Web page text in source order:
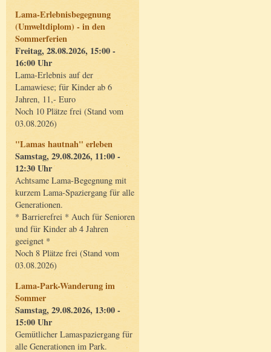
Lama-Erlebnisbegegnung
(Umweltdiplom) - in den
Sommerferien
Freitag, 28.08.2026, 15:00 -
16:00 Uhr
Lama-Erlebnis auf der
Lamawiese; für Kinder ab 6
Jahren, 11,- Euro
Noch 10 Plätze frei (Stand vom
03.08.2026)
"Lamas hautnah" erleben
Samstag, 29.08.2026, 11:00 -
12:30 Uhr
Achtsame Lama-Begegnung mit
kurzem Lama-Spaziergang für alle
Generationen.
* Barrierefrei * Auch für Senioren
und für Kinder ab 4 Jahren
geeignet *
Noch 8 Plätze frei (Stand vom
03.08.2026)
Lama-Park-Wanderung im
Sommer
Samstag, 29.08.2026, 13:00 -
15:00 Uhr
Gemütlicher Lamaspaziergang für
alle Generationen im Park.